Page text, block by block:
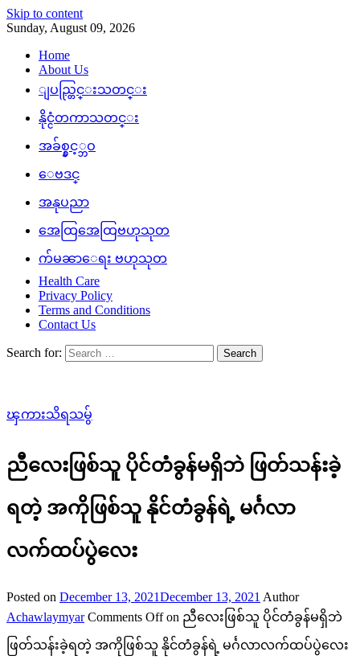
Skip to content
Sunday, August 09, 2026
Home
About Us
ျပည္တြင္းသတင္း
နိုင္ငံတကာသတင္း
အခ်စ္နွင့္ဘဝ
ေဗဒင္
အနုပညာ
အေထြအေထြဗဟုသုတ
က်မၼာေရး ဗဟုသုတ
Health Care
Privacy Policy
Terms and Conditions
Contact Us
Search for:
ၾကားသိရသမွ်
ညီလေးဖြစ်သူ ပိုင်တံခွန်မရှိဘဲ ဖြတ်သန်းခဲ့
ရတဲ့ အကိုဖြစ်သူ နိုင်တံခွန်ရဲ့ မင်္ဂလာ
လက်ထပ်ပွဲလေး
Posted on December 13, 2021December 13, 2021 Author
Achawlaymyar Comments Offon ညီလေးဖြစ်သူ ပိုင်တံခွန်မရှိဘဲ
ဖြတ်သန်းခဲ့ရတဲ့ အကိုဖြစ်သူ နိုင်တံခွန်ရဲ့ မင်္ဂလာလက်ထပ်ပွဲလေး